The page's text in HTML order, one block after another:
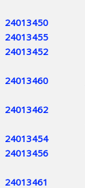
24013450
24013455
24013452
24013460
24013462
24013454
24013456
24013461